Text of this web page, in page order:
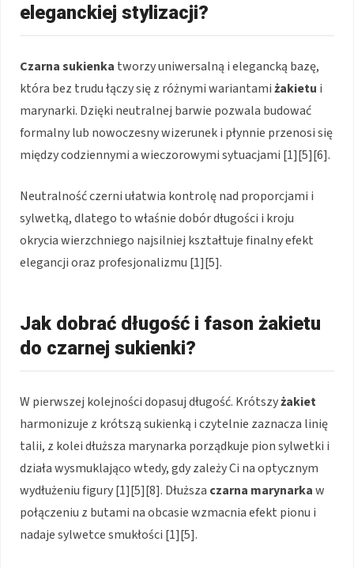
eleganckiej stylizacji?
Czarna sukienka tworzy uniwersalną i elegancką bazę,
która bez trudu łączy się z różnymi wariantamiżakietu i
marynarki. Dzięki neutralnej barwie pozwala budować
formalny lub nowoczesny wizerunek i płynnie przenosi się
między codziennymi a wieczorowymi sytuacjami [1][5][6].
Neutralność czerni ułatwia kontrolę nad proporcjami i
sylwetką, dlatego to właśnie dobór długości i kroju
okrycia wierzchniego najsilniej kształtuje finalny efekt
elegancji oraz profesjonalizmu [1][5].
Jak dobrać długość i fason żakietu
do czarnej sukienki?
W pierwszej kolejności dopasuj długość. Krótszyżakiet
harmonizuje z krótszą sukienką i czytelnie zaznacza linię
talii, z kolei dłuższa marynarka porządkuje pion sylwetki i
działa wysmuklająco wtedy, gdy zależy Ci na optycznym
wydłużeniu figury [1][5][8]. Dłuższa czarna marynarkaw
połączeniu z butami na obcasie wzmacnia efekt pionu i
nadaje sylwetce smukłości [1][5].